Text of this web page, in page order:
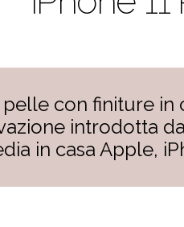
con finiture in
introdotta
in casa Apple,